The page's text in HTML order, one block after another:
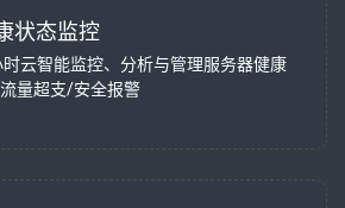
状态监控
云智能监控、分析与管理服务器健康
量超支/安全报警